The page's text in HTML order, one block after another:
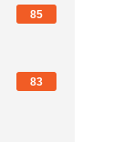
85
83